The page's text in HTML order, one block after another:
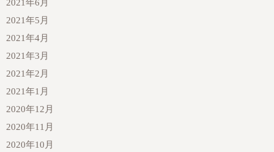
2021年6月
2021年5月
2021年4月
2021年3月
2021年2月
2021年1月
2020年12月
2020年11月
2020年10月